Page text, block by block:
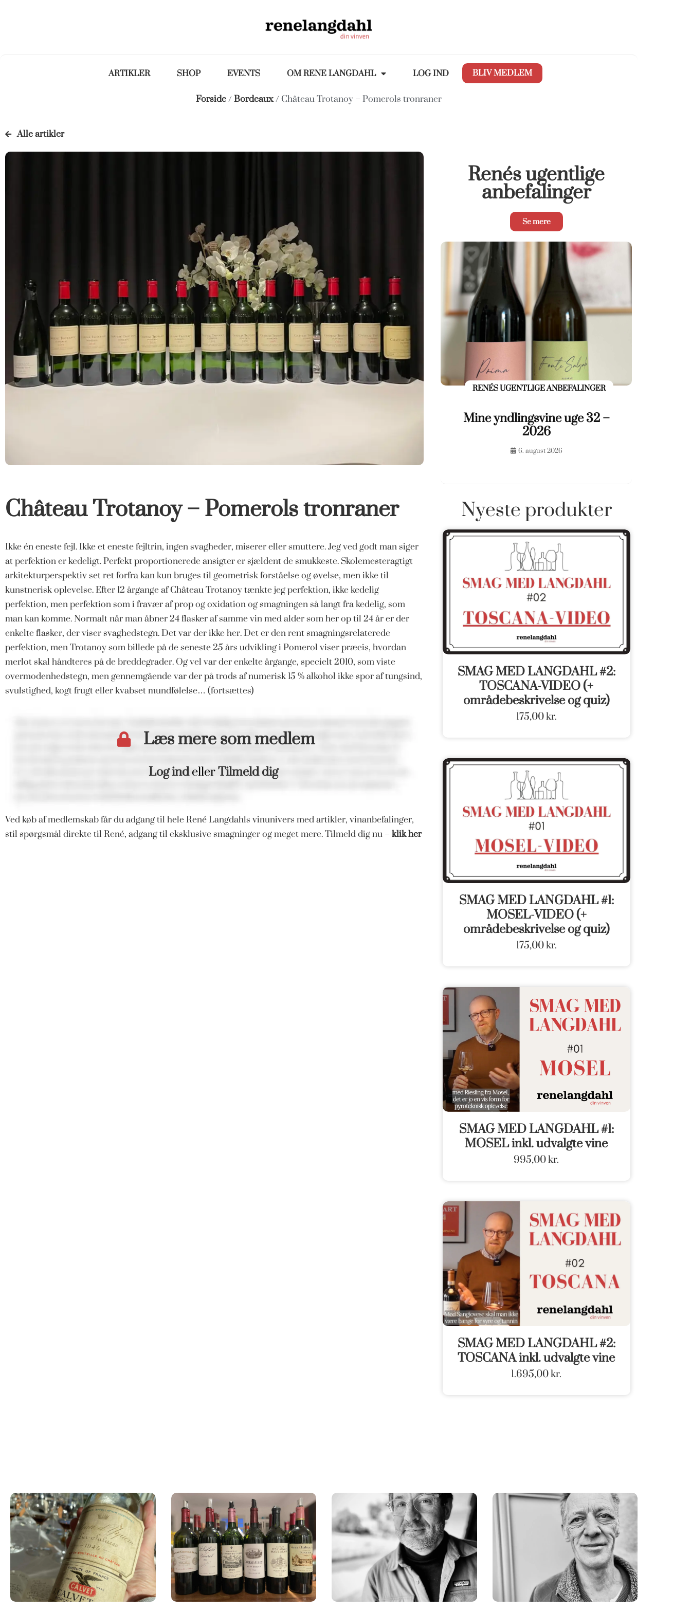
ARTIKLER SHOP EVENTS OM RENE LANGDAHL LOG IND BLIV MEDLEM
Forside/ Bordeaux/ Château Trotanoy – Pomerols tronraner
Alle artikler
Château Trotanoy – Pomerols tronraner
Ikke én eneste fejl. Ikke et eneste fejltrin, ingen svagheder, miserer eller smuttere. Jeg ved godt man siger
at perfektion er kedeligt. Perfekt proportionerede ansigter er sjældent de smukkeste. Skolemesteragtigt
arkitekturperspektiv set ret forfra kan kun bruges til geometrisk forståelse og øvelse, men ikke til
kunstnerisk oplevelse. Efter 12 årgange af Château Trotanoy tænkte jeg perfektion, ikke kedelig
perfektion, men perfektion som i fravær af prop og oxidation og smagningen så langt fra kedelig, som
man kan komme. Normalt når man åbner 24 flasker af samme vin med alder som her op til 24 år er der
enkelte flasker, der viser svaghedstegn. Det var der ikke her. Det er den rent smagningsrelaterede
perfektion, men Trotanoy som billede på de seneste 25 års udvikling i Pomerol viser præcis, hvordan
merlot skal håndteres på de breddegrader. Og vel var der enkelte årgange, specielt 2010, som viste
overmodenhedstegn, men gennemgående var der på trods af numerisk 15 % alkohol ikke spor af tungsind,
svulstighed, kogt frugt eller kvabset mundfølelse… (fortsættes)
Læs mere som medlem
Log indellerTilmeld dig
Ved køb af medlemskab får du adgang til hele René Langdahls vinunivers med artikler, vinanbefalinger,
stil spørgsmål direkte til René, adgang til eksklusive smagninger og meget mere. Tilmeld dig nu – klik her
Renés ugentlige
anbefalinger
Se mere
RENÉS UGENTLIGE ANBEFALINGER
Mine yndlingsvine uge 32 –
2026
6. august 2026
Nyeste produkter
SMAG MED LANGDAHL #2:
TOSCANA-VIDEO (+
områdebeskrivelse og quiz)
175,00kr.
SMAG MED LANGDAHL #1:
MOSEL-VIDEO (+
områdebeskrivelse og quiz)
175,00kr.
SMAG MED LANGDAHL #1:
MOSEL inkl. udvalgte vine
995,00kr.
SMAG MED LANGDAHL #2:
TOSCANA inkl. udvalgte vine
1.695,00kr.